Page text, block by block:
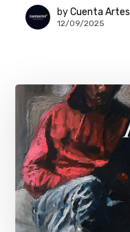
by Cuenta Artes
12/09/2025